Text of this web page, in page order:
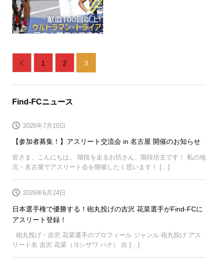
 1 2 3
Find-FCニュース
【参加者募集！】アスリート交流会 in 名古屋 開催のお知らせ
2026年7月10日
皆さま、こんにちは。 階段を走るお坊さん、階段坊主です！ 私の地
元・名古屋でアスリート会を開催したく思います！ […]
日本選手権で優勝する！砲丸投げの吉沢 花菜選手がFind-FCに
アスリート登録！
2026年6月24日
砲丸投げ・吉沢 花菜選手のプロフィール ジャンル 砲丸投げ アス
リート名 吉沢 花菜（ヨシザワ ハナ） 出 […]